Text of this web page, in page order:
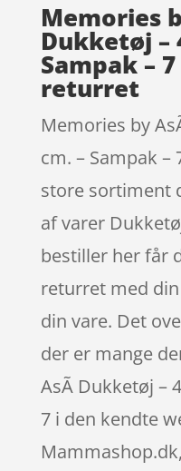
Memories
Dukketøj –
Sampak –
returret
Memories by
cm. – Sampak –
store sortiment
af varer
bestiller her får
returret med
din vare. Det
der er mange
AsÃ­ Dukketøj –
7 i den kendte